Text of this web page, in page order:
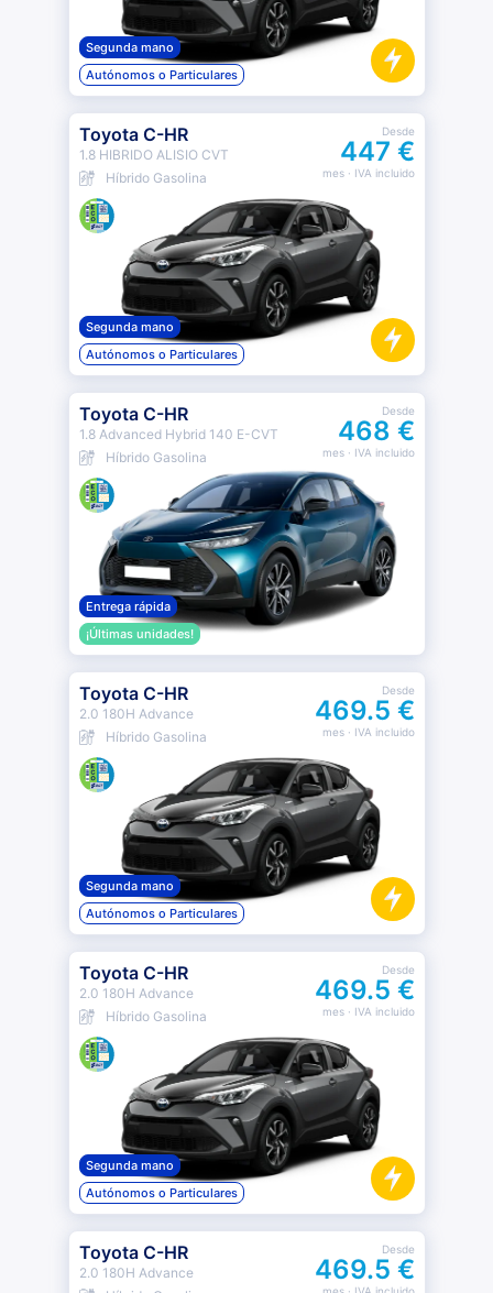
Segunda mano
Autónomos o Particulares
Toyota C-HR
1.8 HIBRIDO ALISIO CVT
Híbrido Gasolina
Desde
447 €
mes· IVA incluido
Segunda mano
Autónomos o Particulares
Toyota C-HR
1.8 Advanced Hybrid 140 E-CVT
Híbrido Gasolina
Desde
468 €
mes· IVA incluido
Entrega rápida
¡Últimas unidades!
Toyota C-HR
2.0 180H Advance
Híbrido Gasolina
Desde
469.5 €
mes· IVA incluido
Segunda mano
Autónomos o Particulares
Toyota C-HR
2.0 180H Advance
Híbrido Gasolina
Desde
469.5 €
mes· IVA incluido
Segunda mano
Autónomos o Particulares
Toyota C-HR
2.0 180H Advance
Desde
469.5 €